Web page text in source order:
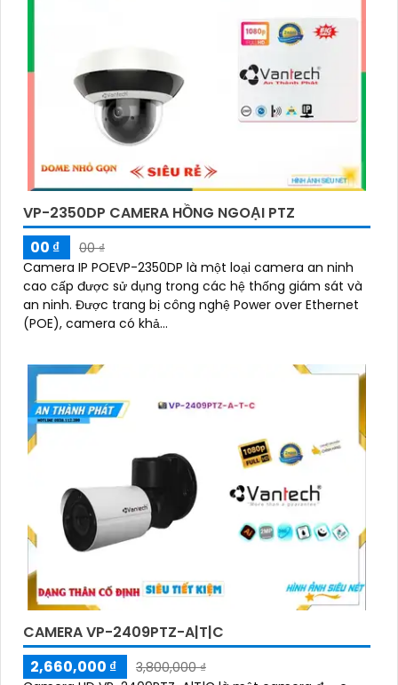
VP-2350DP CAMERA HỒNG NGOẠI PTZ
00 ₫
00 ₫
Camera IP POEVP-2350DP là một loại camera an ninh
cao cấp được sử dụng trong các hệ thống giám sát và
an ninh. Được trang bị công nghệ Power over Ethernet
(POE), camera có khả...
CAMERA VP-2409PTZ-A|T|C
2,660,000 ₫
3,800,000 ₫